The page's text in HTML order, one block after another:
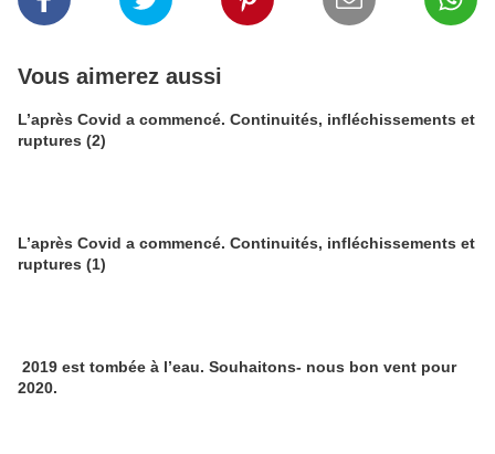
Vous aimerez aussi
L’après Covid a commencé. Continuités, infléchissements et
ruptures (2)
L’après Covid a commencé. Continuités, infléchissements et
ruptures (1)
2019 est tombée à l’eau. Souhaitons- nous bon vent pour
2020.